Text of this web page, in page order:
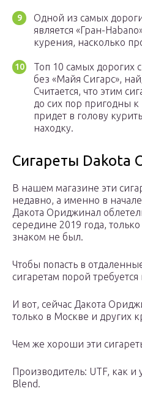
Одной из самых
является «Гран-
курения, насколько
Топ 10 самых дорогих
без «Майя Сигарс»,
Считается, что этим
до сих пор пригодны
придет в голову
находку.
Сигареты Dakota
В нашем магазине эти
недавно, а именно в
Дакота Ориджинал
середине 2019 года,
знаком не был.
Чтобы попасть в
сигаретам порой
И вот, сейчас Дакота
только в Москве и других
Чем же хороши эти
Производитель: UTF, как и
Blend.